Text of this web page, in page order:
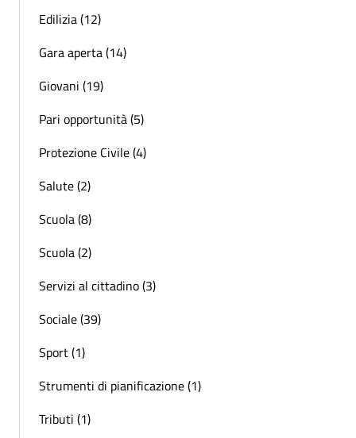
Edilizia (12)
Gara aperta (14)
Giovani (19)
Pari opportunità (5)
Protezione Civile (4)
Salute (2)
Scuola (8)
Scuola (2)
Servizi al cittadino (3)
Sociale (39)
Sport (1)
Strumenti di pianificazione (1)
Tributi (1)